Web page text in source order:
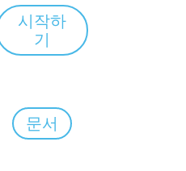
시작하
기
문서